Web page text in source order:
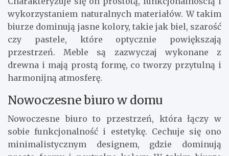
wykorzystaniem naturalnych materiałów. W takim
biurze dominują jasne kolory, takie jak biel, szarość
czy pastele, które optycznie powiększają
przestrzeń. Meble są zazwyczaj wykonane z
drewna i mają prostą formę, co tworzy przytulną i
harmonijną atmosferę.
Nowoczesne biuro w domu
Nowoczesne biuro to przestrzeń, która łączy w
sobie funkcjonalność i estetykę. Cechuje się ono
minimalistycznym designem, gdzie dominują